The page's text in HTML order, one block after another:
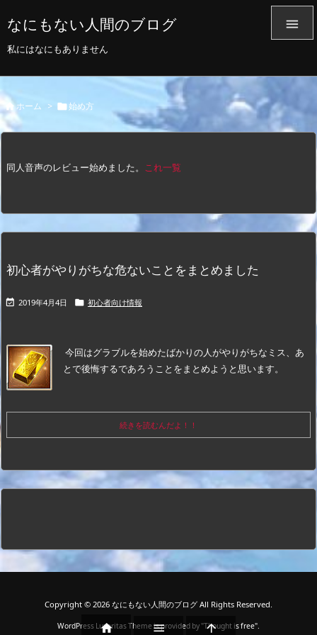
なにもない人間のブログ
私にはなにもありません

ホーム > 始め方
同人音声のレビュー始めました。 これ一覧
初心者がやりがちな危ないことをまとめました
 2019年4月4日  初心者向け情報
今回はグラブルを始めたばかりの人がやりがちなミス、あ
とで後悔するであろうことをまとめようと思います。
続きを読むんだよ！！
Copyright © 2026 なにもない人間のブログ All Rights Reserved.
WordPress Luxeritas Theme is provided by "Thought is free".
  